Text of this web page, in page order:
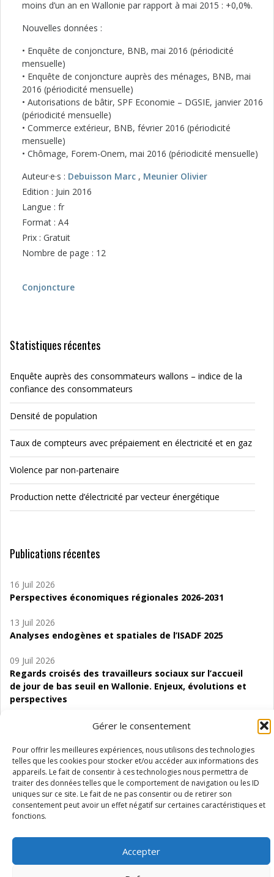
Gérer le consentement
Pour offrir les meilleures expériences, nous utilisons des technologies
telles que les cookies pour stocker et/ou accéder aux informations des
appareils. Le fait de consentir à ces technologies nous permettra de
traiter des données telles que le comportement de navigation ou les ID
uniques sur ce site. Le fait de ne pas consentir ou de retirer son
consentement peut avoir un effet négatif sur certaines caractéristiques et
fonctions.
Accepter
moins d’un an en Wallonie par rapport à mai 2015 : +0,0%.
Nouvelles données :
• Enquête de conjoncture, BNB, mai 2016 (périodicité
mensuelle)
• Enquête de conjoncture auprès des ménages, BNB, mai
2016 (périodicité mensuelle)
• Autorisations de bâtir, SPF Economie – DGSIE, janvier 2016
(périodicité mensuelle)
• Commerce extérieur, BNB, février 2016 (périodicité
mensuelle)
• Chômage, Forem-Onem, mai 2016 (périodicité mensuelle)
Auteur·e·s : Debuisson Marc , Meunier Olivier
Edition : Juin 2016
Langue : fr
Format : A4
Prix : Gratuit
Nombre de page : 12
Conjoncture
Statistiques récentes
Enquête auprès des consommateurs wallons – indice de la
confiance des consommateurs
Densité de population
Taux de compteurs avec prépaiement en électricité et en gaz
Violence par non-partenaire
Production nette d’électricité par vecteur énergétique
Publications récentes
16 Juil 2026
Perspectives économiques régionales 2026-2031
13 Juil 2026
Analyses endogènes et spatiales de l’ISADF 2025
09 Juil 2026
Regards croisés des travailleurs sociaux sur l’accueil
de jour de bas seuil en Wallonie. Enjeux, évolutions et
perspectives
d’accompagnement à l’autocréation d’emploi (SAACE)
01 Juil 2026
Pénurie du personnel infirmier :quels indicateurs
d’offre de soins pour comprendre la situation en
Wallonie ?